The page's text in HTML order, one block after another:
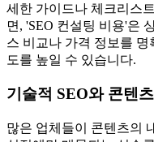
세한 가이드나 체크리스
면, 'SEO 컨설팅 비용'은
스 비교나 가격 정보를
도를 높일 수 있습니다.
기술적 SEO와 콘텐
많은 업체들이 콘텐츠의